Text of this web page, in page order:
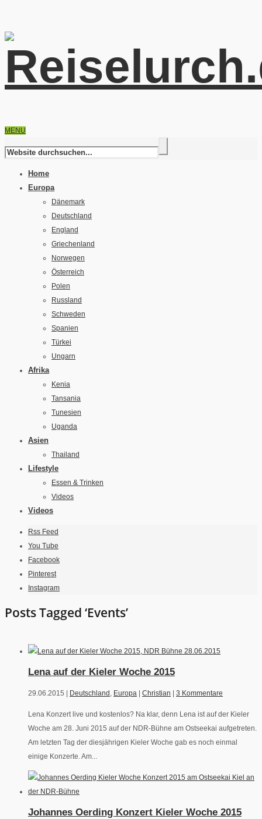
MENU
Home
Europa
Dänemark
Deutschland
England
Griechenland
Norwegen
Österreich
Polen
Russland
Schweden
Spanien
Türkei
Ungarn
Afrika
Kenia
Tansania
Tunesien
Uganda
Asien
Thailand
Lifestyle
Essen & Trinken
Videos
Videos
Rss Feed
You Tube
Facebook
Pinterest
Instagram
Posts Tagged ‘Events’
Lena auf der Kieler Woche 2015
29.06.2015 | Deutschland , Europa Christian 3 Kommentare
Lena Konzert live und kostenlos? Na klar, denn Lena ist auf der Kieler
Woche am 28. Juni 2015 auf der NDR-Bühne am Ostseekai aufgetreten.
Am letzten Tag der diesjährigen Kieler Woche gab es noch einmal
einige Konzerte. Am...
Johannes Oerding Konzert Kieler Woche 2015